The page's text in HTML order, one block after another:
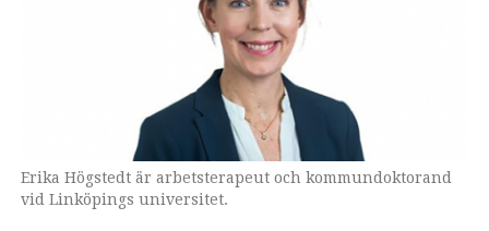
Erika Högstedt är arbetsterapeut och kommundoktorand
vid Linköpings universitet.